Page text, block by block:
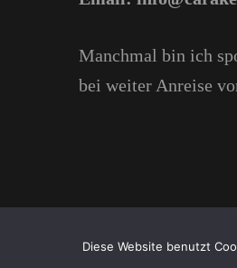
Manchmal bin ich
bei weiter Anreise
Diese Website benutzt